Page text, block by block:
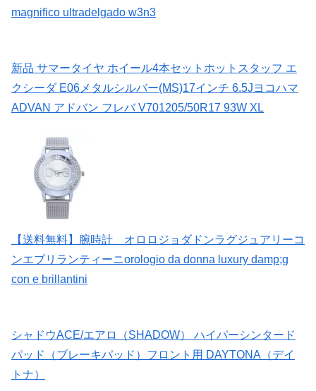
magnifico ultradelgado w3n3
新品 サマータイヤ ホイール4本セットホットスタッフ エ
クシーダ E06メタルシルバー(MS)17インチ 6.5Jヨコハマ
ADVAN アドバン フレバ V701205/50R17 93W XL
【送料無料】腕時計 オロロジョダドンラグジュアリーコ
ンエブリランティーニorologio da donna luxury damp;g
con e brillantini
シャドウACE/エアロ（SHADOW） ハイパーシンタード
パッド（ブレーキパッド）フロント用 DAYTONA（デイ
トナ）